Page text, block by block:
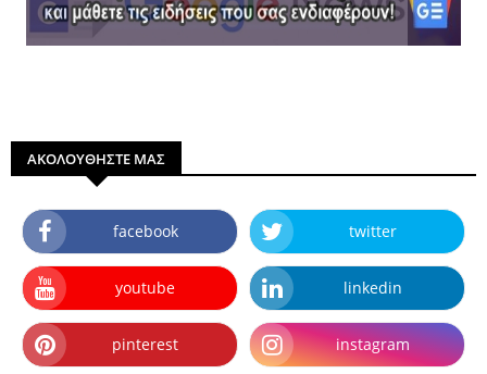
ΑΚΟΛΟΥΘΗΣΤΕ ΜΑΣ
facebook twitter
youtube linkedin
pinterest instagram